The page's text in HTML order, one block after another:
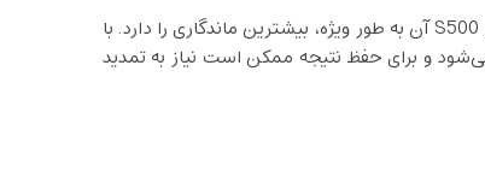
در مجموع، EPTQ به عنوان یک فیلر پایدار شناخته می‌شود که مدل S500 آن به طور ویژه، بیشترین ماندگاری را دارد. با
و برای حفظ نتیجه ممکن است نیاز به تمدید